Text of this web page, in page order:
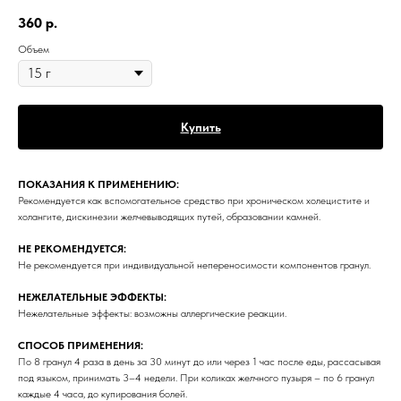
360 р.
Объем
Купить
ПОКАЗАНИЯ К ПРИМЕНЕНИЮ:
Рекомендуется как вспомогательное средство при хроническом холецистите и
холангите, дискинезии желчевыводящих путей, образовании камней.
НЕ РЕКОМЕНДУЕТСЯ:
Не рекомендуется при индивидуальной непереносимости компонентов гранул.
НЕЖЕЛАТЕЛЬНЫЕ ЭФФЕКТЫ:
Нежелательные эффекты: возможны аллергические реакции.
СПОСОБ ПРИМЕНЕНИЯ:
По 8 гранул 4 раза в день за 30 минут до или через 1 час после еды, рассасывая
под языком, принимать 3–4 недели. При коликах желчного пузыря – по 6 гранул
каждые 4 часа, до купирования болей.